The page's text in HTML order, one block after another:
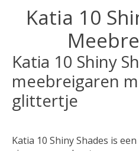
Katia 10
Katia 10 Shiny
meebreigaren
glittertje
Katia 10 Shiny Shades is